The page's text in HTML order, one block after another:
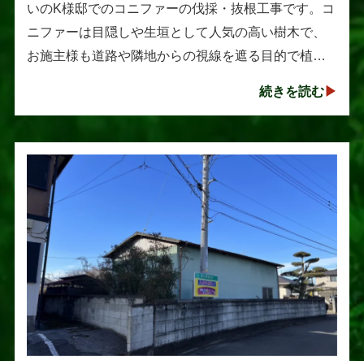
いのK様邸でのコニファーの伐採・抜根工事です。コ
ニファーは目隠しや生垣として人気の高い樹木で、
お施主様も道路や隣地からの視線を遮る目的で植え
続きを読む